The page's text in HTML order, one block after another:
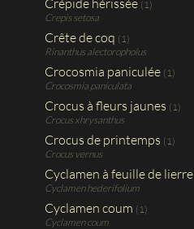
(1)
Crepis setosa
Crête de coq (1)
Rinanthus alectoropholus
Crocosmia paniculée (1)
Crocosmia paniculata
Crocus à fleurs jaunes (1)
Crocus xhrysanthus
Crocus de printemps (1)
Crocus vernus
Cyclamen à feuille de lierre
Cyclamen hederifolium
Cyclamen coum (1)
Cyclamen coum